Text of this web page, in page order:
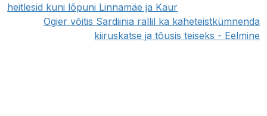
heitlesid kuni lõpuni Linnamäe ja Kaur
Ogier võitis Sardiinia rallil ka kaheteistkümnenda
kiiruskatse ja tõusis teiseks - Eelmine